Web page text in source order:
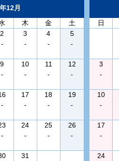
12月
木 金
土
2
-
3
-
4
-
5
-
9
-
10
-
11
-
12
-
-
17
-
18
-
19
-
-
24
-
25
-
26
-
31
日
3
-
10
-
17
-
24